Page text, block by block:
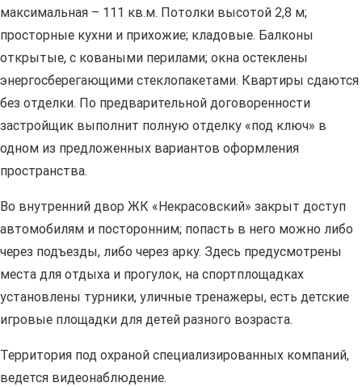
максимальная – 111 кв.м. Потолки высотой 2,8 м;
просторные кухни и прихожие; кладовые. Балконы
открытые, с коваными перилами; окна остеклены
энергосберегающими стеклопакетами. Квартиры сдаются
без отделки. По предварительной договоренности
застройщик выполнит полную отделку «под ключ» в
одном из предложенных вариантов оформления
пространства.
Во внутренний двор ЖК «Некрасовский» закрыт доступ
автомобилям и посторонним; попасть в него можно либо
через подъезды, либо через арку. Здесь предусмотрены
места для отдыха и прогулок, на спортплощадках
установлены турники, уличные тренажеры, есть детские
игровые площадки для детей разного возраста.
Территория под охраной специализированных компаний,
ведется видеонаблюдение.